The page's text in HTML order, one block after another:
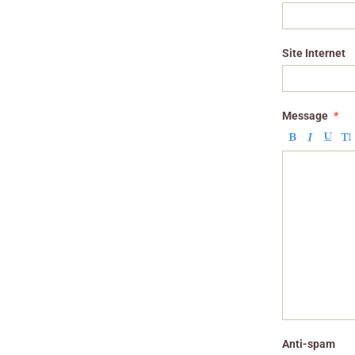
Site Internet
Message
Anti-spam